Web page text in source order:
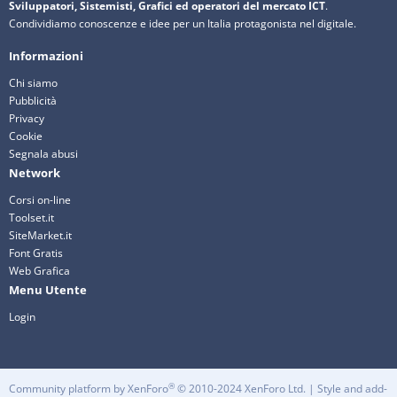
Sviluppatori, Sistemisti, Grafici ed operatori del mercato ICT.
Condividiamo conoscenze e idee per un Italia protagonista nel digitale.
Informazioni
Chi siamo
Pubblicità
Privacy
Cookie
Segnala abusi
Network
Corsi on-line
Toolset.it
SiteMarket.it
Font Gratis
Web Grafica
Menu Utente
Login
Community platform by XenForo® © 2010-2024 XenForo Ltd. | Style and add-